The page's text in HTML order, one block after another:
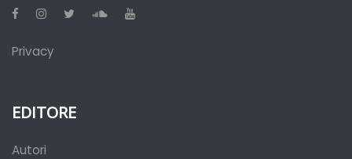
Privacy
EDITORE
Autori